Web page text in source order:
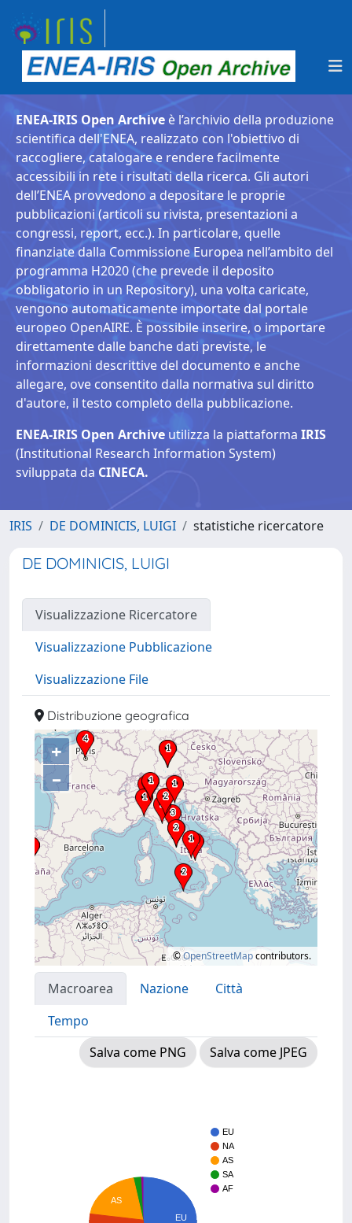
ENEA-IRIS Open Archive è l’archivio della produzione
scientifica dell'ENEA, realizzato con l'obiettivo di
raccogliere, catalogare e rendere facilmente
accessibili in rete i risultati della ricerca. Gli autori
dell’ENEA provvedono a depositare le proprie
pubblicazioni (articoli su rivista, presentazioni a
congressi, report, ecc.). In particolare, quelle
finanziate dalla Commissione Europea nell’ambito del
programma H2020 (che prevede il deposito
obbligatorio in un Repository), una volta caricate,
vengono automaticamente importate dal portale
europeo OpenAIRE. È possibile inserire, o importare
direttamente dalle banche dati previste, le
informazioni descrittive del documento e anche
allegare, ove consentito dalla normativa sul diritto
d'autore, il testo completo della pubblicazione.
ENEA-IRIS Open Archive utilizza la piattaforma IRIS
(Institutional Research Information System)
sviluppata da CINECA.
IRIS DE DOMINICIS, LUIGI statistiche ricercatore
DE DOMINICIS, LUIGI
Visualizzazione Ricercatore
Visualizzazione Pubblicazione
Visualizzazione File
Distribuzione geografica
+
–
©OpenStreetMapcontributors.
Macroarea Nazione
Città
Tempo
Salva come PNG
Salva come JPEG
EU
NA
AS
SA
AF
EU
AS